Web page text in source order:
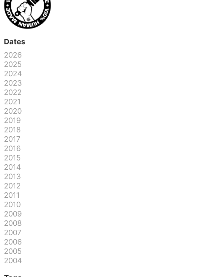
Dates
2026
2025
2024
2023
2022
2021
2020
2019
2018
2017
2016
2015
2014
2013
2012
2011
2010
2009
2008
2007
2006
2005
2004